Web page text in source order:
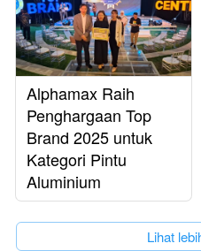
Alphamax Raih
Penghargaan Top
Brand 2025 untuk
Kategori Pintu
Aluminium
`Lihat